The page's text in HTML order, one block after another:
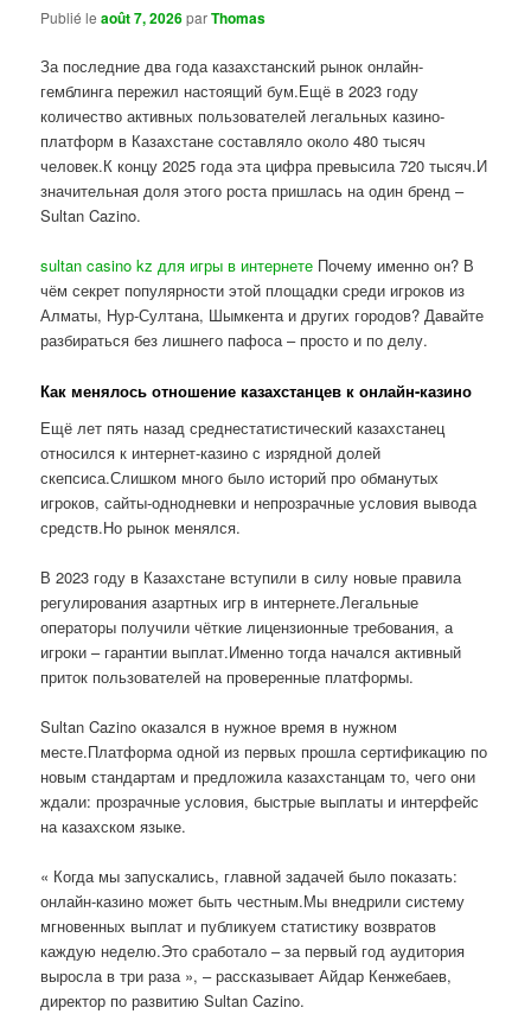
Publié leaoût 7, 2026parThomas
За последние два года казахстанский рынок онлайн-
гемблинга пережил настоящий бум.Ещё в 2023 году
количество активных пользователей легальных казино-
платформ в Казахстане составляло около 480 тысяч
человек.К концу 2025 года эта цифра превысила 720 тысяч.И
значительная доля этого роста пришлась на один бренд –
Sultan Cazino.
sultan casino kz для игры в интернете Почему именно он? В
чём секрет популярности этой площадки среди игроков из
Алматы, Нур-Султана, Шымкента и других городов? Давайте
разбираться без лишнего пафоса – просто и по делу.
Как менялось отношение казахстанцев к онлайн-казино
Ещё лет пять назад среднестатистический казахстанец
относился к интернет-казино с изрядной долей
скепсиса.Слишком много было историй про обманутых
игроков, сайты-однодневки и непрозрачные условия вывода
средств.Но рынок менялся.
В 2023 году в Казахстане вступили в силу новые правила
регулирования азартных игр в интернете.Легальные
операторы получили чёткие лицензионные требования, а
игроки – гарантии выплат.Именно тогда начался активный
приток пользователей на проверенные платформы.
Sultan Cazino оказался в нужное время в нужном
месте.Платформа одной из первых прошла сертификацию по
новым стандартам и предложила казахстанцам то, чего они
ждали: прозрачные условия, быстрые выплаты и интерфейс
на казахском языке.
« Когда мы запускались, главной задачей было показать:
онлайн-казино может быть честным.Мы внедрили систему
мгновенных выплат и публикуем статистику возвратов
каждую неделю.Это сработало – за первый год аудитория
выросла в три раза », – рассказывает Айдар Кенжебаев,
директор по развитию Sultan Cazino.